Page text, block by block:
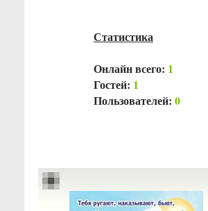
Статистика
Онлайн всего: 1
Гостей: 1
Пользователей: 0